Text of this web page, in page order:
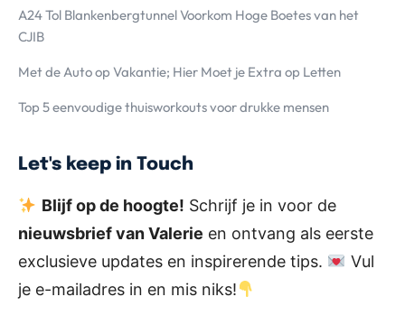
A24 Tol Blankenbergtunnel Voorkom Hoge Boetes van het
CJIB
Met de Auto op Vakantie; Hier Moet je Extra op Letten
Top 5 eenvoudige thuisworkouts voor drukke mensen
Let's keep in Touch
Blijf op de hoogte! Schrijf je in voor de
nieuwsbrief van Valerie en ontvang als eerste
exclusieve updates en inspirerende tips.
Vul
je e-mailadres in en mis niks!